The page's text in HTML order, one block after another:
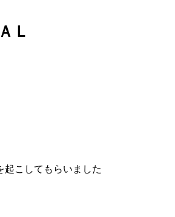
Ｌ
起こしてもらいました